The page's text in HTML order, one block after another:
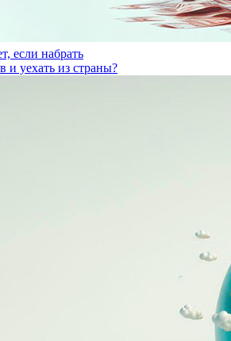
если набрать
и уехать из страны?